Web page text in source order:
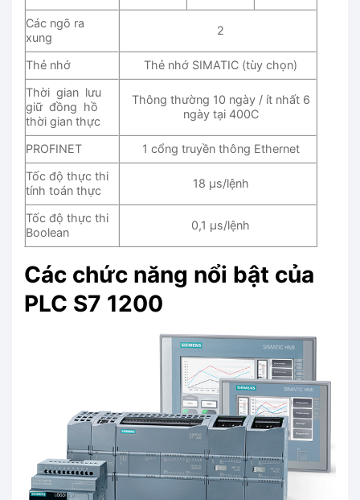
Các ngõ ra
xung
2
Thẻ nhớ
Thẻ nhớ SIMATIC (tùy chọn)
Thời gian lưu
giữ đồng hồ
thời gian thực
Thông thường 10 ngày / ít nhất 6
ngày tại 400C
PROFINET
1 cổng truyền thông Ethernet
Tốc độ thực thi
tính toán thực
18 μs/lệnh
Tốc độ thực thi
Boolean
0,1 μs/lệnh
Các chức năng nổi bật của
PLC S7 1200